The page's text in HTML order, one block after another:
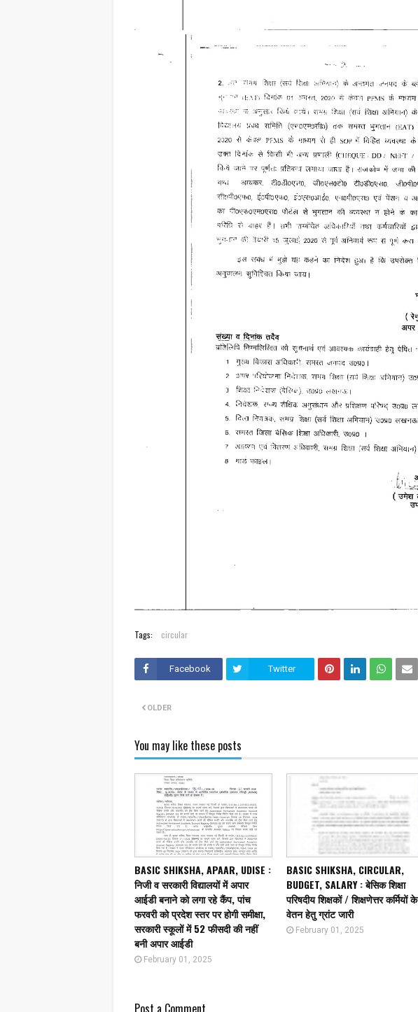
Tags: circular
Facebook Twitter
OLDER
You may like these posts
BASIC SHIKSHA, APAAR, UDISE :
निजी व सरकारी विद्यालयों में अपार
आईडी बनाने को लगा रहे कैंप, पांच
फरवरी को प्रदेश स्तर पर होगी समीक्षा,
सरकारी स्कूलों में 52 फीसदी की नहीं
बनी अपार आईडी
February 01, 2025
BASIC SHIKSHA, CIRCULAR,
BUDGET, SALARY : बेसिक शिक्षा
परिषदीय शिक्षकों / शिक्षणेत्तर कर्मियों के
वेतन हेतु ग्रांट जारी
February 01, 2025
Post a Comment